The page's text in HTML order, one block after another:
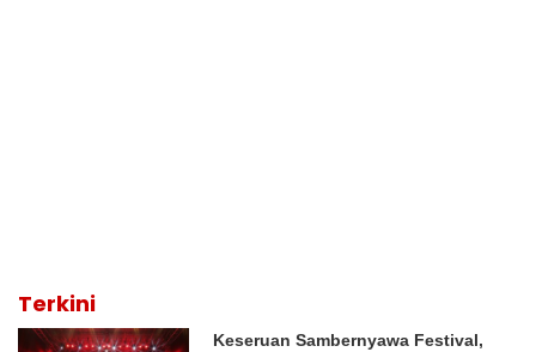
Terkini
Keseruan Sambernyawa Festival,